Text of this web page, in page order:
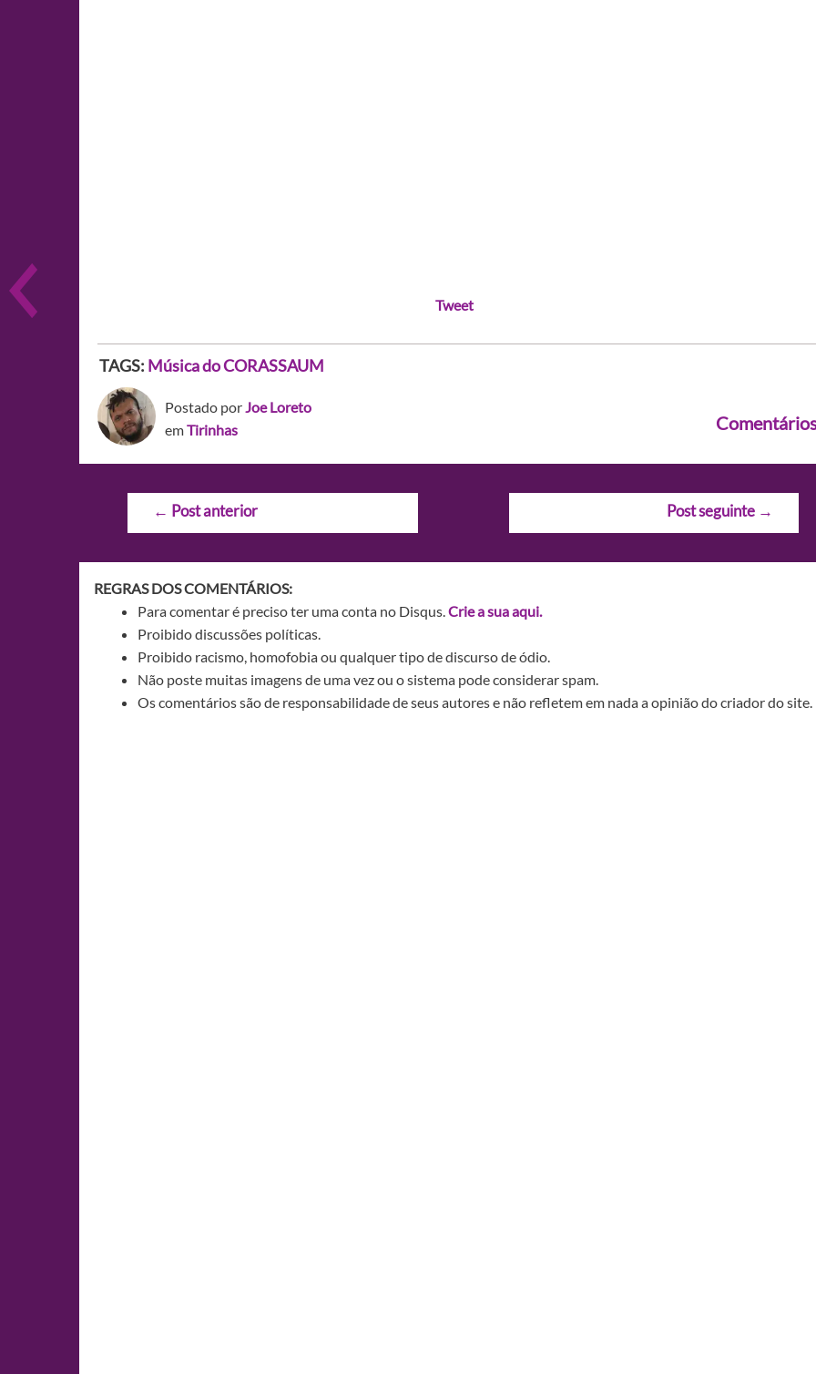
Tweet
TAGS: Música do CORASSAUM
Postado porJoe Loreto
emTirinhas
Navegação
← Post anterior Post seguinte →
REGRAS DOS COMENTÁRIOS:
Para comentar é preciso ter uma conta no Disqus.Crie a sua aqui.
Proibido discussões políticas.
Proibido racismo, homofobia ou qualquer tipo de discurso de ódio.
Não poste muitas imagens de uma vez ou o sistema pode considerar spam.
Os comentários são de responsabilidade de seus autores e não refletem em nada a opinião do criador do site.